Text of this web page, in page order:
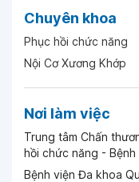
Chuyên khoa
Phục hồi chức năng
Nội Cơ Xương Khớp
Nơi làm việc
Trung tâm Chấn
hồi chức năng -
Bệnh viện Đa khoa